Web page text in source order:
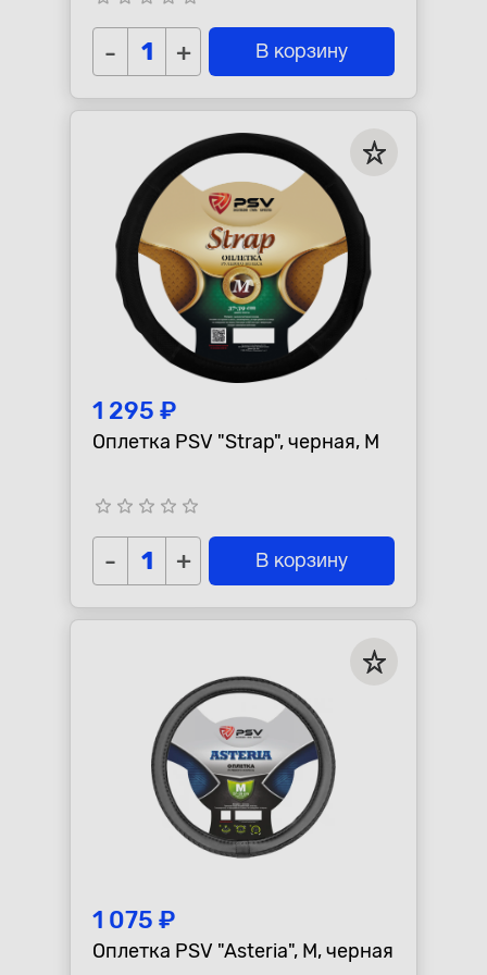
- + В корзину
1 295 ₽
Оплетка PSV "Strap", черная, M
star_border star_border star_border star_border star_border
- + В корзину
1 075 ₽
Оплетка PSV "Asteria", M, черная